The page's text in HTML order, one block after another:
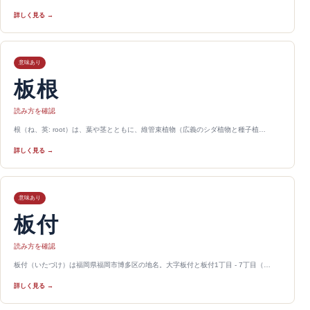
詳しく見る →
意味あり
板根
読み方を確認
根（ね、英: root）は、葉や茎とともに、維管束植物（広義のシダ植物と種子植…
詳しく見る →
意味あり
板付
読み方を確認
板付（いたづけ）は福岡県福岡市博多区の地名。大字板付と板付1丁目 - 7丁目（…
詳しく見る →